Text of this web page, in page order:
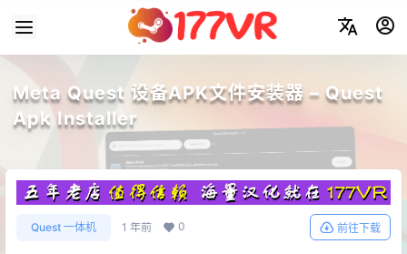
Meta Quest 设备APK文件安装器 – Quest
Apk Installer
Quest 一体机 1 年前 0 前往下载